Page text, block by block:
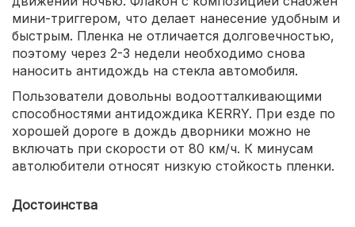
мини-триггером, что делает нанесение удобным и
быстрым. Пленка не отличается долговечностью,
поэтому через 2-3 недели необходимо снова
наносить антидождь на стекла автомобиля.
Пользователи довольны водоотталкивающими
способностями антидождика KERRY. При езде по
хорошей дороге в дождь дворники можно не
включать при скорости от 80 км/ч. К минусам
автолюбители относят низкую стойкость пленки.
Достоинства